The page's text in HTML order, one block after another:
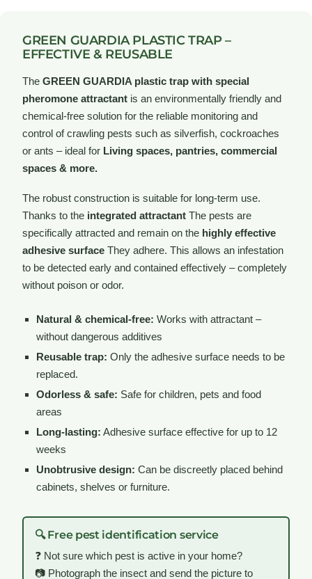
GREEN GUARDIA PLASTIC TRAP –
EFFECTIVE & REUSABLE
The GREEN GUARDIA plastic trap with special
pheromone attractant is an environmentally friendly and
chemical-free solution for the reliable monitoring and
control of crawling pests such as silverfish, cockroaches
or ants – ideal for Living spaces, pantries, commercial
spaces & more.
The robust construction is suitable for long-term use.
Thanks to the integrated attractant The pests are
specifically attracted and remain on the highly effective
adhesive surface They adhere. This allows an infestation
to be detected early and contained effectively – completely
without poison or odor.
Natural & chemical-free: Works with attractant –
without dangerous additives
Reusable trap: Only the adhesive surface needs to be
replaced.
Odorless & safe: Safe for children, pets and food
areas
Long-lasting: Adhesive surface effective for up to 12
weeks
Unobtrusive design: Can be discreetly placed behind
cabinets, shelves or furniture.
🔍 Free pest identification service
❓ Not sure which pest is active in your home?
📷 Photograph the insect and send the picture to